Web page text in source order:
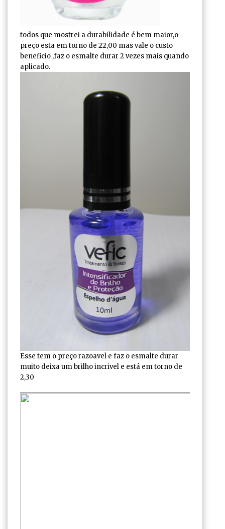
todos que mostrei a durabilidade é bem maior,o
preço esta em torno de 22,00 mas vale o custo
beneficio ,faz o esmalte durar 2 vezes mais quando
aplicado.
Esse tem o preço razoavel e faz o esmalte durar
muito deixa um brilho incrivel e está em torno de
2,30